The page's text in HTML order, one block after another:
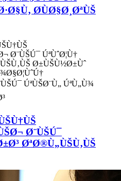
Ø­ÙØ§Ø¸ØªÙŠ
Ø¨ÙŠÚ¯
ØªØ®Ù„ÙŠÙ‚ÙŠ